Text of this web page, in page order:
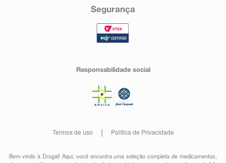
Segurança
Responsabilidade social
Termos de uso Política de Privacidade
Bem-vindo à Drogal! Aqui, você encontra uma seleção completa demedicamentos